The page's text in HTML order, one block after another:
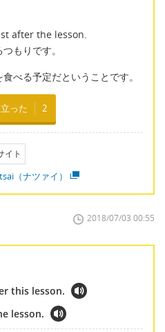
after the lesson.
もりです。
べる予定だということです。
った 2
イト
（ナツァイ）
2018/07/03 00:55
this lesson.
lesson.